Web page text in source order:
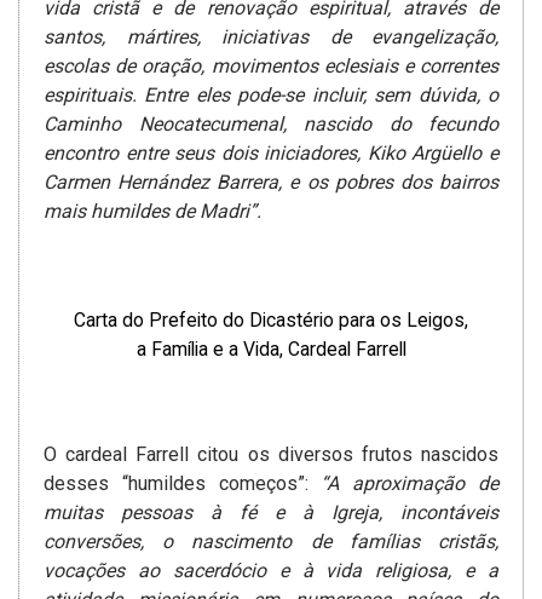
vida cristã e de renovação espiritual, através de
santos, mártires, iniciativas de evangelização,
escolas de oração, movimentos eclesiais e correntes
espirituais. Entre eles pode-se incluir, sem dúvida, o
Caminho Neocatecumenal, nascido do fecundo
encontro entre seus dois iniciadores, Kiko Argüello e
Carmen Hernández Barrera, e os pobres dos bairros
mais humildes de Madri”.
Carta do Prefeito do Dicastério para os Leigos,
a Família e a Vida, Cardeal Farrell
O cardeal Farrell citou os diversos frutos nascidos
desses “humildes começos”:
“A aproximação de
muitas pessoas à fé e à Igreja, incontáveis
conversões, o nascimento de famílias cristãs,
vocações ao sacerdócio e à vida religiosa, e a